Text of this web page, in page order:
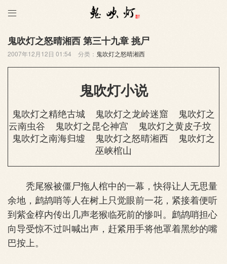

鬼吹灯之怒晴湘西 第三十九章 挑尸
2007年12月12日 01:54 分类： 鬼吹灯之怒晴湘西
鬼吹灯小说
鬼吹灯之精绝古城 鬼吹灯之龙岭迷窟
鬼吹灯之
云南虫谷
鬼吹灯之昆仑神宫
鬼吹灯之黄皮子坟
鬼吹灯之南海归墟
鬼吹灯之怒晴湘西
鬼吹灯之
巫峡棺山
秃尾猴被僵尸拖人棺中的一幕，快得让人无思量
余地，鹧鸪哨等人在树上只觉眼前一花，紧接着便听
到紫金椁内传出几声老猴临死前的惨叫。鹧鸪哨担心
向导受惊不过叫喊出声，赶紧用手将他罩着黑纱的嘴
巴按上。